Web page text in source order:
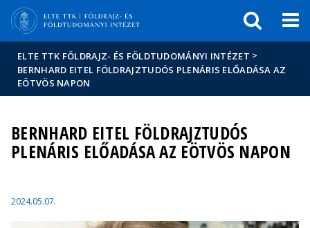
Hírek
Események
ELTE a
sajtóban
ELTE TTK FÖLDRAJZ- ÉS FÖLDTUDOMÁNYI INTÉZET >
BERNHARD EITEL FÖLDRAJZTUDÓS PLENÁRIS ELŐADÁSA AZ
EÖTVÖS NAPON
BERNHARD EITEL FÖLDRAJZTUDÓS
PLENÁRIS ELŐADÁSA AZ EÖTVÖS NAPON
2024.05.07.